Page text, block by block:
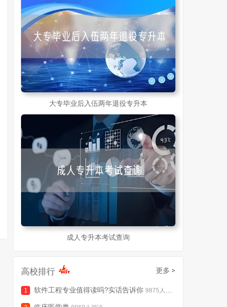
大专毕业后入伍两年退役专升本
成人专升本考试查询
高校排行 更多 >
软件工程专业值得读吗?实话告诉你 9875人评论